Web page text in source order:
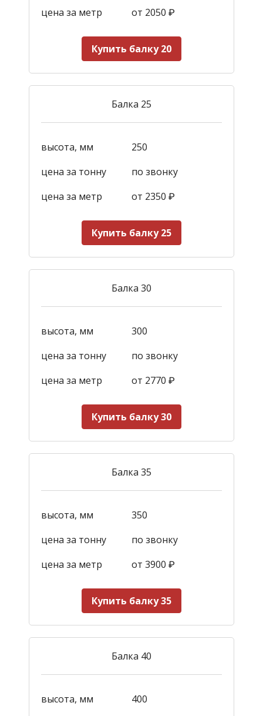
цена за метр
от 2050 ₽
Купить балку 20
Балка 25
высота, мм
250
цена за тонну
по звонку
цена за метр
от 2350 ₽
Купить балку 25
Балка 30
высота, мм
300
цена за тонну
по звонку
цена за метр
от 2770 ₽
Купить балку 30
Балка 35
высота, мм
350
цена за тонну
по звонку
цена за метр
от 3900 ₽
Купить балку 35
Балка 40
высота, мм 400